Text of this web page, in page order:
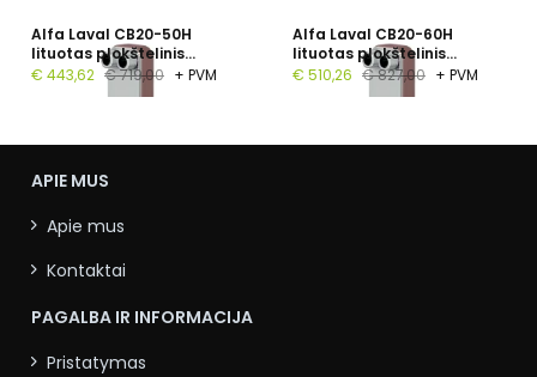
Alfa Laval CB20-50H
lituotas plokštelinis
šilumokaitis, 1", 50
€ 443,62 € 719,00 + PVM
Alfa Laval CB20-60H
lituotas plokštelinis
šilumokaitis, G 1", 60
€ 510,26 € 827,00 + PVM
APIE MUS
Apie mus
Kontaktai
PAGALBA IR INFORMACIJA
Pristatymas